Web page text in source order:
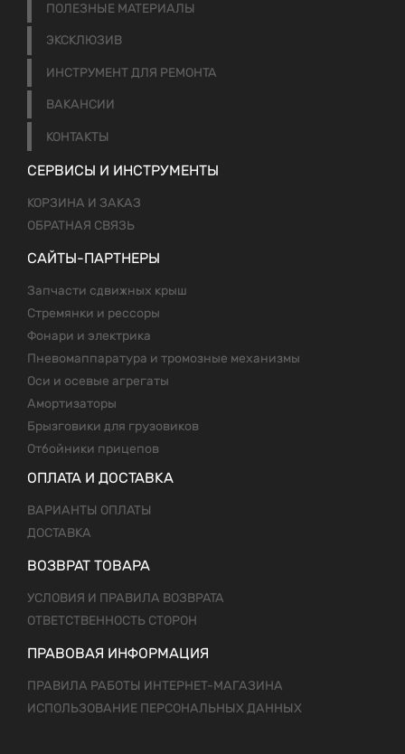
ПОЛЕЗНЫЕ МАТЕРИАЛЫ
ЭКСКЛЮЗИВ
ИНСТРУМЕНТ ДЛЯ РЕМОНТА
ВАКАНСИИ
КОНТАКТЫ
СЕРВИСЫ И ИНСТРУМЕНТЫ
КОРЗИНА И ЗАКАЗ
ОБРАТНАЯ СВЯЗЬ
САЙТЫ-ПАРТНЕРЫ
Запчасти сдвижных крыш
Стремянки и рессоры
Фонари и электрика
Пневомаппаратура и тромозные механизмы
Оси и осевые агрегаты
Амортизаторы
Брызговики для грузовиков
Отбойники прицепов
ОПЛАТА И ДОСТАВКА
ВАРИАНТЫ ОПЛАТЫ
ДОСТАВКА
ВОЗВРАТ ТОВАРА
УСЛОВИЯ И ПРАВИЛА ВОЗВРАТА
ОТВЕТСТВЕННОСТЬ СТОРОН
ПРАВОВАЯ ИНФОРМАЦИЯ
ПРАВИЛА РАБОТЫ ИНТЕРНЕТ-МАГАЗИНА
ИСПОЛЬЗОВАНИЕ ПЕРСОНАЛЬНЫХ ДАННЫХ